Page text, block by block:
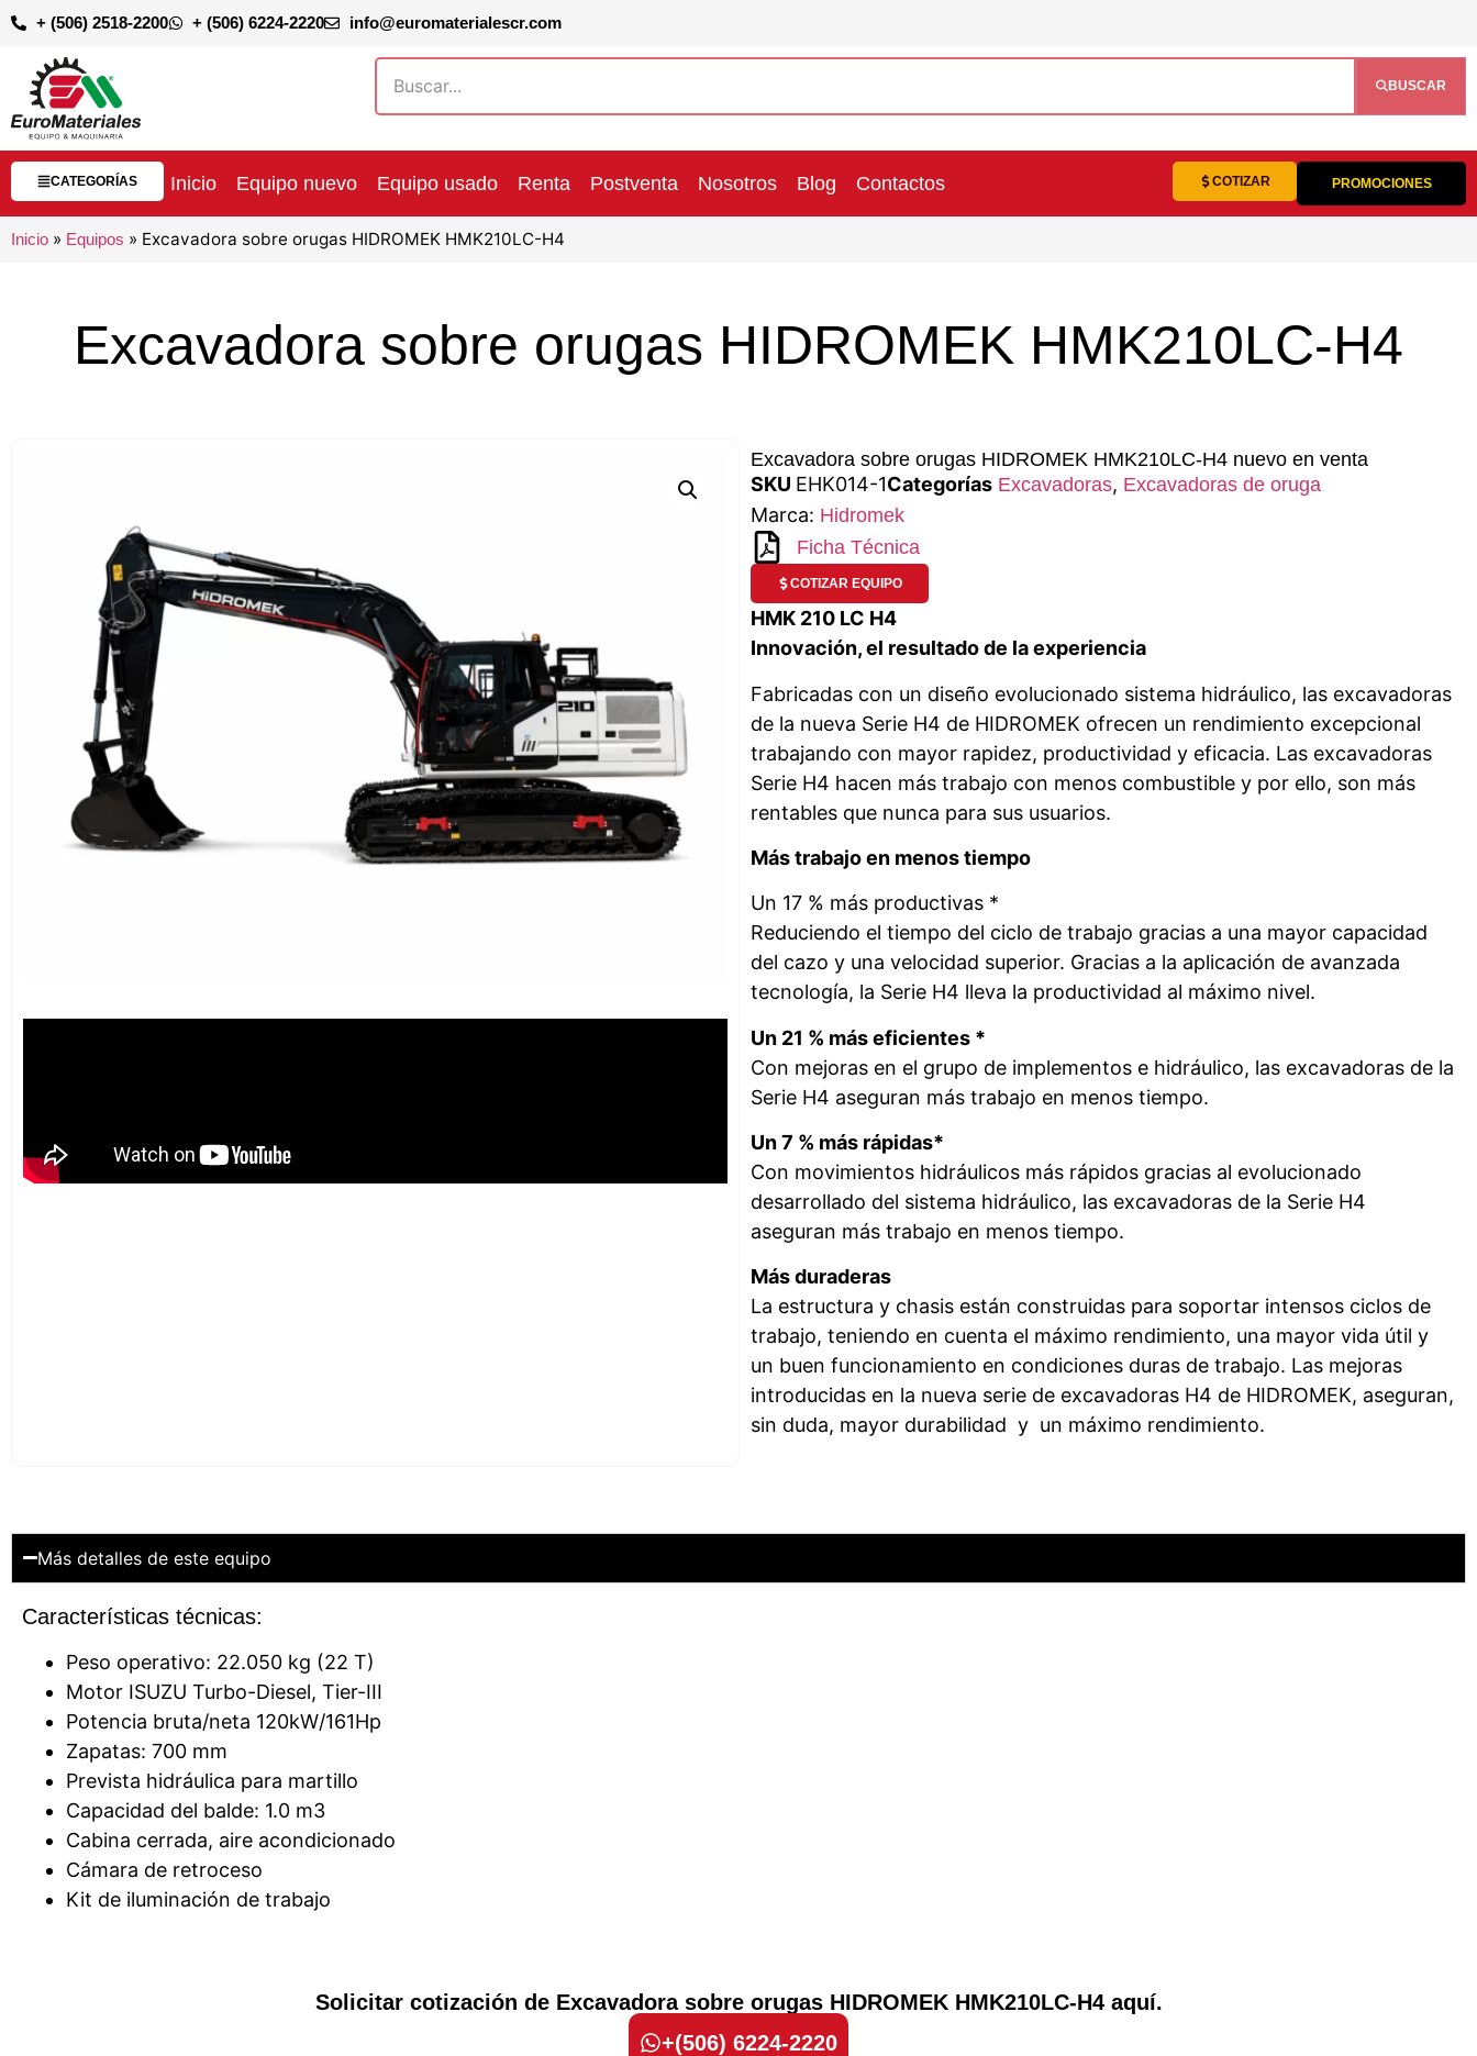
+ (506) 2518-2200 + (506) 6224-2220 info@euromaterialescr.com
BUSCAR
CATEGORÍAS Inicio Equipo nuevo Equipo usado Renta Postventa Nosotros Blog Contactos PROMOCIONES
COTIZAR
Inicio » Equipos » Excavadora sobre orugas HIDROMEK HMK210LC-H4
Excavadora sobre orugas HIDROMEK HMK210LC-H4
Excavadora sobre orugas HIDROMEK HMK210LC-H4 nuevo en venta
SKU EHK014-1Categorías Excavadoras, Excavadoras de oruga
Marca: Hidromek
Ficha Técnica
COTIZAR EQUIPO
HMK 210 LC H4
Innovación, el resultado de la experiencia
Fabricadas con un diseño evolucionado sistema hidráulico, las excavadoras
de la nueva Serie H4 de HIDROMEK ofrecen un rendimiento excepcional
trabajando con mayor rapidez, productividad y eficacia. Las excavadoras
Serie H4 hacen más trabajo con menos combustible y por ello, son más
rentables que nunca para sus usuarios.
Más trabajo en menos tiempo
Un 17 % más productivas *
Reduciendo el tiempo del ciclo de trabajo gracias a una mayor capacidad
del cazo y una velocidad superior. Gracias a la aplicación de avanzada
tecnología, la Serie H4 lleva la productividad al máximo nivel.
Un 21 % más eficientes *
Con mejoras en el grupo de implementos e hidráulico, las excavadoras de la
Serie H4 aseguran más trabajo en menos tiempo.
Un 7 % más rápidas*
Con movimientos hidráulicos más rápidos gracias al evolucionado
desarrollado del sistema hidráulico, las excavadoras de la Serie H4
aseguran más trabajo en menos tiempo.
Más duraderas
La estructura y chasis están construidas para soportar intensos ciclos de
trabajo, teniendo en cuenta el máximo rendimiento, una mayor vida útil y
un buen funcionamiento en condiciones duras de trabajo. Las mejoras
introducidas en la nueva serie de excavadoras H4 de HIDROMEK, aseguran,
sin duda, mayor durabilidad y un máximo rendimiento.
Más detalles de este equipo
Características técnicas:
Peso operativo: 22.050 kg (22 T)
Motor ISUZU Turbo-Diesel, Tier-III
Potencia bruta/neta 120kW/161Hp
Zapatas: 700 mm
Prevista hidráulica para martillo
Capacidad del balde: 1.0 m3
Cabina cerrada, aire acondicionado
Cámara de retroceso
Kit de iluminación de trabajo
Solicitar cotización de Excavadora sobre orugas HIDROMEK HMK210LC-H4 aquí.
+(506) 6224-2220